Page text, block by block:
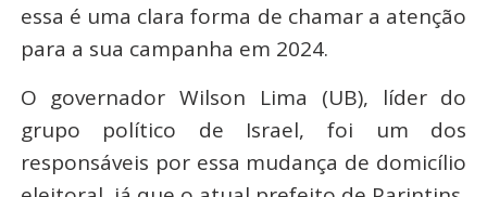
essa é uma clara forma de chamar a atenção
para a sua campanha em 2024.
O governador Wilson Lima (UB), líder do
grupo político de Israel, foi um dos
responsáveis por essa mudança de domicílio